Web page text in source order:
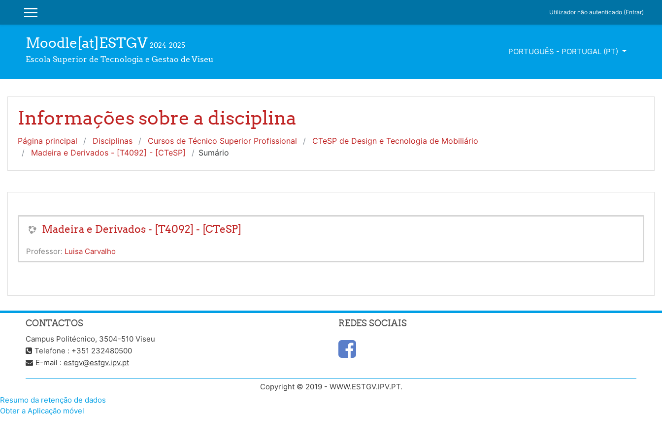
PAINEL LATERAL
Utilizador não autenticado (Entrar)
Moodle[at]ESTGV 2024-2025
Escola Superior de Tecnologia e Gestao de Viseu
PORTUGUÊS - PORTUGAL ‎(PT)‎
Informações sobre a disciplina
Página principal Disciplinas Cursos de Técnico Superior Profissional
CTeSP de Design e Tecnologia de Mobiliário
Madeira e Derivados - [T4092] - [CTeSP]
Sumário
Madeira e Derivados - [T4092] - [CTeSP]
Professor: Luisa Carvalho
CONTACTOS
Campus Politécnico, 3504-510 Viseu
Telefone : +351 232480500
E-mail : estgv@estgv.ipv.pt
REDES SOCIAIS
Copyright © 2019 - WWW.ESTGV.IPV.PT.
Resumo da retenção de dados
Obter a Aplicação móvel